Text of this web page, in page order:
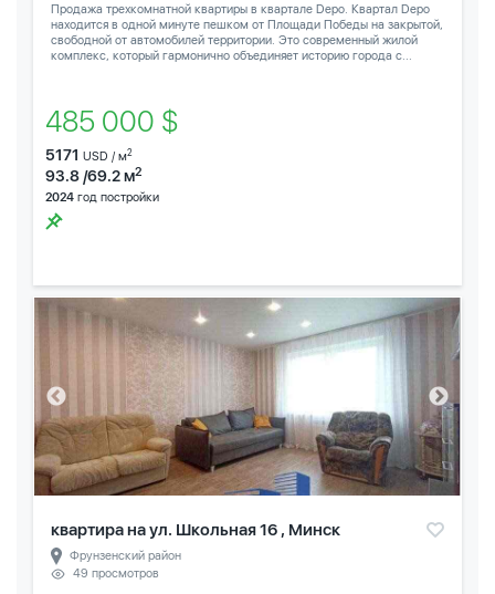
Продажа трехкомнатной квартиры в квартале Depo. Квартал Depo
находится в одной минуте пешком от Площади Победы на закрытой,
свободной от автомобилей территории. Это современный жилой
комплекс, который гармонично объединяет историю города с...
485 000 $
5171 USD / м2
93.8 /69.2 м2
2024 год постройки
квартира на ул. Школьная 16 , Минск
Фрунзенский район
49 просмотров